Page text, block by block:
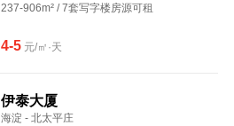
237-906m² / 7套写字楼房源可租
4-5元/㎡·天
伊泰大厦
海淀 - 北太平庄